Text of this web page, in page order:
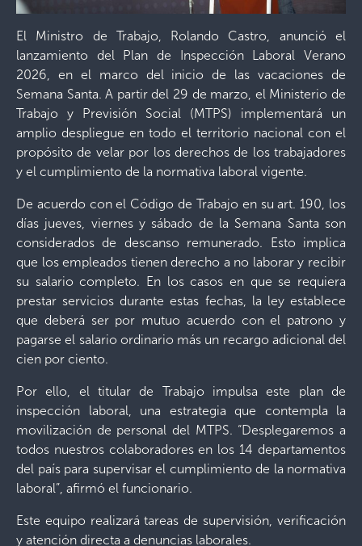
El Ministro de Trabajo, Rolando Castro, anunció el
lanzamiento del Plan de Inspección Laboral Verano
2026, en el marco del inicio de las vacaciones de
Semana Santa. A partir del 29 de marzo, el Ministerio de
Trabajo y Previsión Social (MTPS) implementará un
amplio despliegue en todo el territorio nacional con el
propósito de velar por los derechos de los trabajadores
y el cumplimiento de la normativa laboral vigente.
De acuerdo con el Código de Trabajo en su art. 190, los
días jueves, viernes y sábado de la Semana Santa son
considerados de descanso remunerado. Esto implica
que los empleados tienen derecho a no laborar y recibir
su salario completo. En los casos en que se requiera
prestar servicios durante estas fechas, la ley establece
que deberá ser por mutuo acuerdo con el patrono y
pagarse el salario ordinario más un recargo adicional del
cien por ciento.
Por ello, el titular de Trabajo impulsa este plan de
inspección laboral, una estrategia que contempla la
movilización de personal del MTPS. “Desplegaremos a
todos nuestros colaboradores en los 14 departamentos
del país para supervisar el cumplimiento de la normativa
laboral”, afirmó el funcionario.
Este equipo realizará tareas de supervisión, verificación
y atención directa a denuncias laborales.